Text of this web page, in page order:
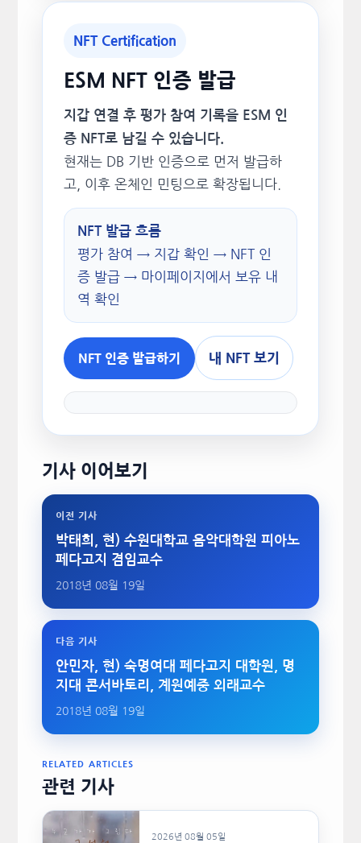
NFT Certification
ESM NFT 인증 발급
지갑 연결 후 평가 참여 기록을 ESM 인
증 NFT로 남길 수 있습니다.
현재는 DB 기반 인증으로 먼저 발급하
고, 이후 온체인 민팅으로 확장됩니다.
NFT 발급 흐름
평가 참여 → 지갑 확인 → NFT 인
증 발급 → 마이페이지에서 보유 내
역 확인
NFT 인증 발급하기 내 NFT 보기
기사 이어보기
이전 기사
박태희, 현) 수원대학교 음악대학원 피아노
페다고지 겸임교수
2018년 08월 19일
다음 기사
안민자, 현) 숙명여대 페다고지 대학원, 명
지대 콘서바토리, 계원예중 외래교수
2018년 08월 19일
RELATED ARTICLES
관련 기사
2026년 08월 05일